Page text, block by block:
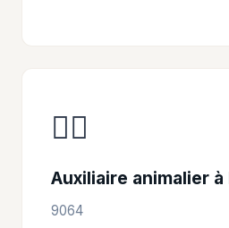
👩‍⚕️
Auxiliaire animalier à
9064